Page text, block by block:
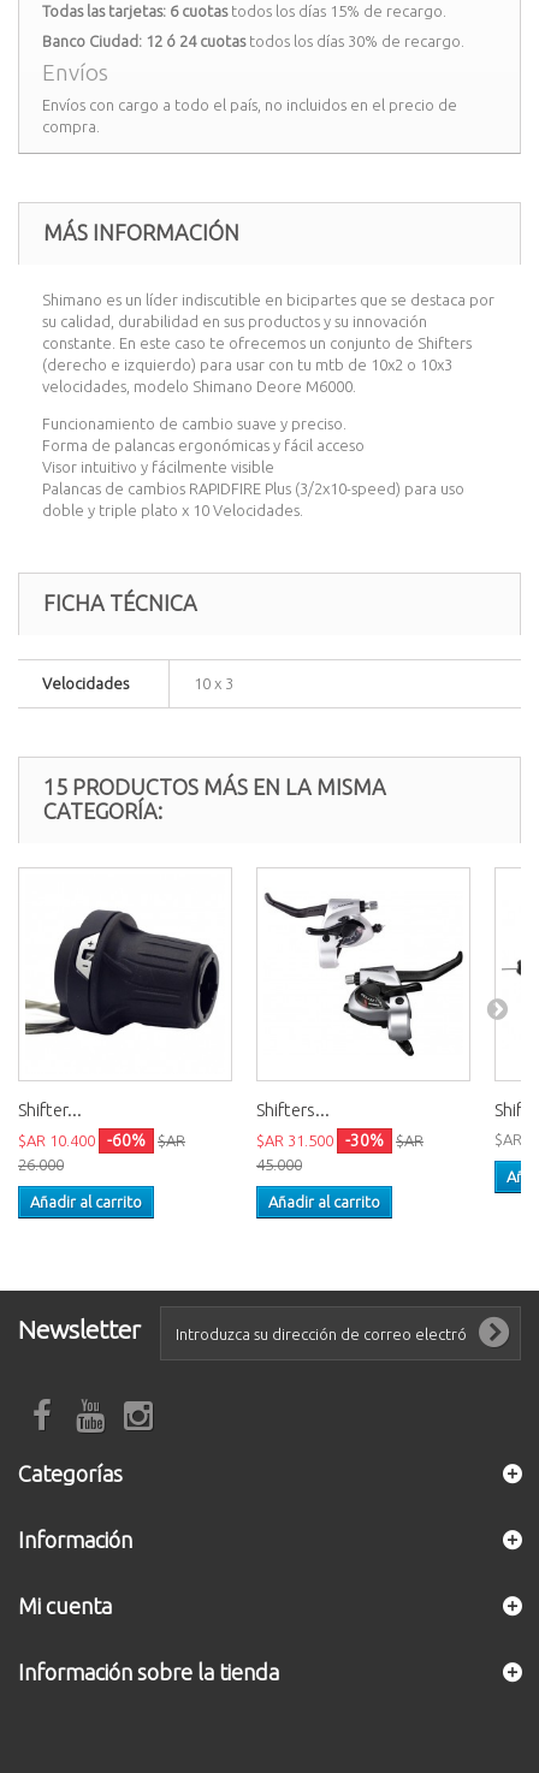
Todas las tarjetas: 6 cuotastodos los días 15% de recargo.
Banco Ciudad: 12 ó 24 cuotastodos los días 30% de recargo.
Envíos
Envíos con cargo a todo el país, no incluidos en el precio de
compra.
MÁS INFORMACIÓN
Shimano es un líder indiscutible en bicipartes que se destaca por
su calidad, durabilidad en sus productos y su innovación
constante. En este caso te ofrecemos un conjunto de Shifters
(derecho e izquierdo) para usar con tu mtb de 10x2 o 10x3
velocidades, modelo Shimano Deore M6000.
Funcionamiento de cambio suave y preciso.
Forma de palancas ergonómicas y fácil acceso
Visor intuitivo y fácilmente visible
Palancas de cambios RAPIDFIRE Plus (3/2x10-speed) para uso
doble y triple plato x 10 Velocidades.
FICHA TÉCNICA
Velocidades 10 x 3
15 PRODUCTOS MÁS EN LA MISMA
CATEGORÍA:
Shifter...
$AR 10.400 -60%
$AR
26.000
Añadir al carrito
Shifters...
$AR 31.500 -30%
$AR
45.000
Añadir al carrito
$AR
Newsletter
Categorías
Información
Mi cuenta
Información sobre la tienda